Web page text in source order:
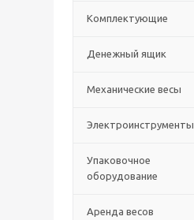
Комплектующие
Денежный ящик
Механические весы
Электроинструменты
Упаковочное
оборудование
Аренда весов